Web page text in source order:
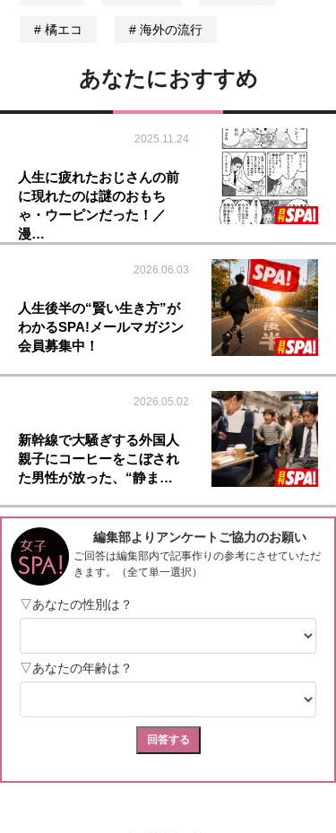
橘エコ 海外の流行
あなたにおすすめ
2025.11.24
人生に疲れたおじさんの前
に現れたのは謎のおもち
ゃ・ウーピンだった！／
漫…
2026.06.03
人生後半の“賢い生き方”が
わかるSPA!メールマガジン
会員募集中！
2026.05.02
新幹線で大騒ぎする外国人
親子にコーヒーをこぼされ
た男性が放った、“静ま…